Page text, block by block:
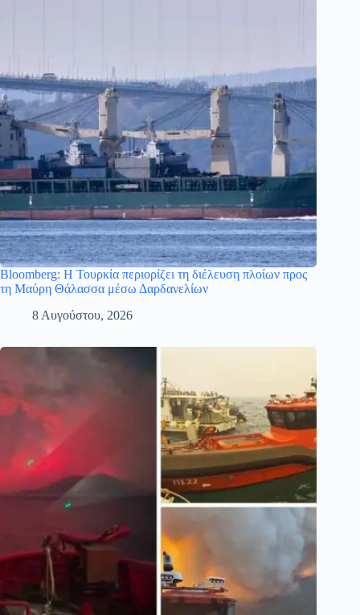
Bloomberg: Η Τουρκία περιορίζει τη διέλευση πλοίων προς
τη Μαύρη Θάλασσα μέσω Δαρδανελίων
8 Αυγούστου, 2026